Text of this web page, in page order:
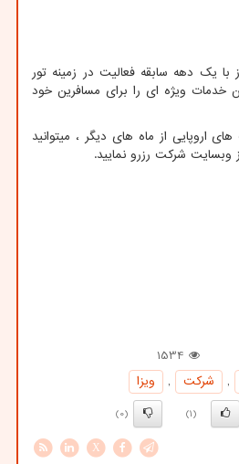
یک دهه سابقه فعالیت در زمینه تور
خدمات ویژه ای را برای مسافرین خود
اروپایی از ماه های دیگر ، میتوانید
وبسایت شرکت رزرو نمایید.
1534
, شركت ,
ویزا
(1)
(0)
X